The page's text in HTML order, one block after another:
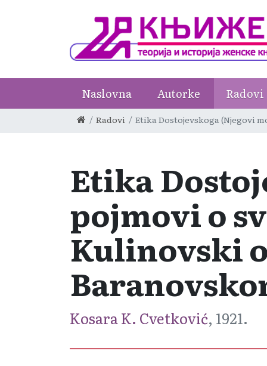
Naslovna Autorke Radovi
Radovi Etika Dostojevskoga (Njegovi
Etika
pojmovi o
Kulinovski
Kosara K. Cvetković, 1921.